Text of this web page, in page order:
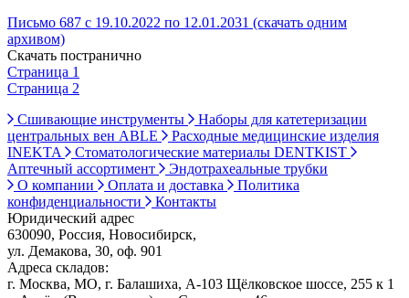
Письмо 687 с 19.10.2022 по 12.01.2031 (скачать одним
архивом)
Скачать постранично
Страница 1
Страница 2
Сшивающие инструменты
Наборы для катетеризации
центральных вен ABLE
Расходные медицинские изделия
INEKTA
Стоматологические материалы DENTKIST
Аптечный ассортимент
Эндотрахеальные трубки
О компании
Оплата и доставка
Политика
конфиденциальности
Контакты
Юридический адрес
630090, Россия, Новосибирск,
ул. Демакова, 30, оф. 901
Адреса складов:
г. Москва, МО, г. Балашиха, А-103 Щёлковское шоссе, 255 к 1